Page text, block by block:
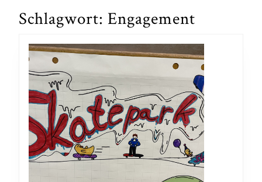
Schlagwort: Engagement